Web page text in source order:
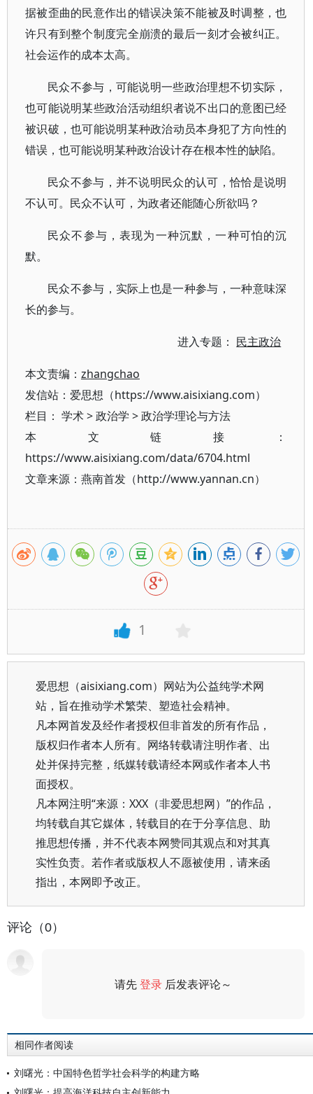
据被歪曲的民意作出的错误决策不能被及时调整，也
许只有到整个制度完全崩溃的最后一刻才会被纠正。
社会运作的成本太高。
民众不参与，可能说明一些政治理想不切实际，
也可能说明某些政治活动组织者说不出口的意图已经
被识破，也可能说明某种政治动员本身犯了方向性的
错误，也可能说明某种政治设计存在根本性的缺陷。
民众不参与，并不说明民众的认可，恰恰是说明
不认可。民众不认可，为政者还能随心所欲吗？
民众不参与，表现为一种沉默，一种可怕的沉
默。
民众不参与，实际上也是一种参与，一种意味深
长的参与。
进入专题： 民主政治
本文责编： zhangchao
发信站：爱思想（https://www.aisixiang.com）
栏目： 学术>政治学 >政治学理论与方法
本文链接：
https://www.aisixiang.com/data/6704.html
文章来源：燕南首发（http://www.yannan.cn）
1
爱思想（aisixiang.com）网站为公益纯学术网
站，旨在推动学术繁荣、塑造社会精神。
凡本网首发及经作者授权但非首发的所有作品，
版权归作者本人所有。网络转载请注明作者、出
处并保持完整，纸媒转载请经本网或作者本人书
面授权。
凡本网注明“来源：XXX（非爱思想网）”的作品，
均转载自其它媒体，转载目的在于分享信息、助
推思想传播，并不代表本网赞同其观点和对其真
实性负责。若作者或版权人不愿被使用，请来函
指出，本网即予改正。
评论（0）
请先登录 后发表评论～
相同作者阅读
刘曙光：中国特色哲学社会科学的构建方略